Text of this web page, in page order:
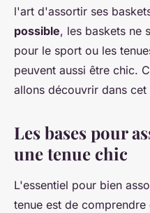
l'art d'assortir ses
possible, les baskets ne
pour le sport ou les
peuvent aussi être chic.
allons découvrir dans cet
Les bases pour
une tenue chic
L'essentiel pour bien
tenue est de